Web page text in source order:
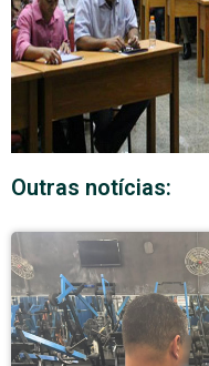
Outras notícias: